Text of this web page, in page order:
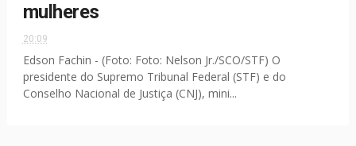
mulheres
20:09
Edson Fachin - (Foto: Foto: Nelson Jr./SCO/STF) O
presidente do Supremo Tribunal Federal (STF) e do
Conselho Nacional de Justiça (CNJ), mini...